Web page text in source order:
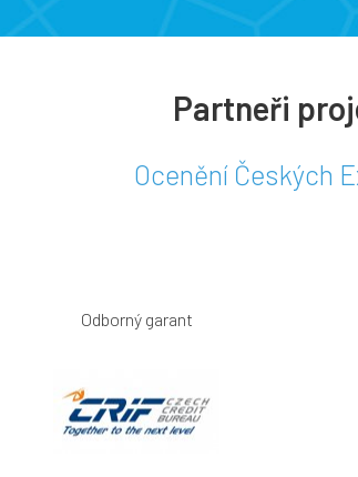
Partneři
Ocenění Českých
Odborný garant